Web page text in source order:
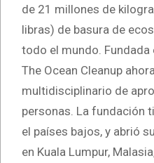
de 21 millones de
libras) de basura de
todo el mundo. Fundada
The Ocean Cleanup
multidisciplinario de
personas. La fundación
el países bajos, y abrió
en Kuala Lumpur,